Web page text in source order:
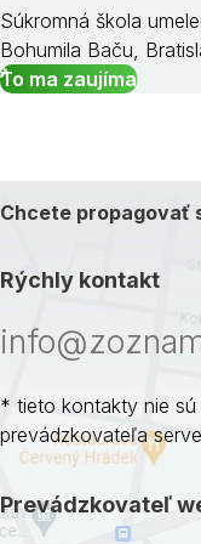
Súkromná škola
Bohumila Baču,
To ma zaujíma
Chcete propagovať
Rýchly kontakt
* tieto kontakty nie
prevádzkovateľa
Prevádzkovateľ